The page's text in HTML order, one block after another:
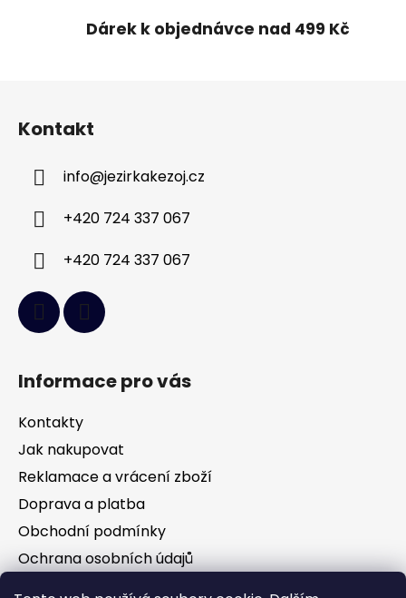
Dárek k objednávce nad 499 Kč
Kontakt
info@jezirkakezoj.cz
+420 724 337 067
+420 724 337 067
Informace pro vás
Kontakty
Jak nakupovat
Reklamace a vrácení zboží
Doprava a platba
Obchodní podmínky
Ochrana osobních údajů